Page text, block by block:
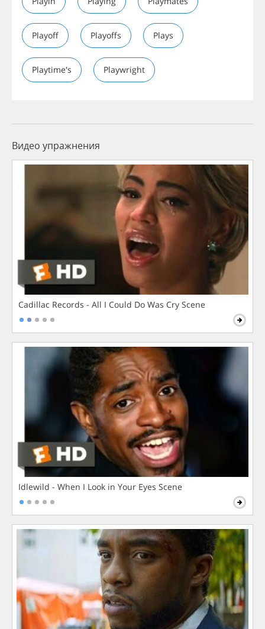
Playoff Playoffs Plays
Playtime's Playwright
Видео упражнения
Cadillac Records - All I Could Do Was Cry Scene
Idlewild - When I Look in Your Eyes Scene